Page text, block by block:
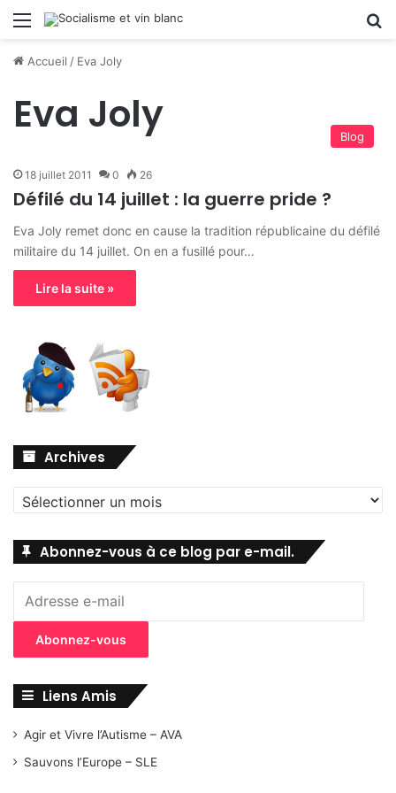
Menu
Accueil / Eva Joly
Eva Joly Blog
18 juillet 2011 0 26
Défilé du 14 juillet : la guerre pride ?
Eva Joly remet donc en cause la tradition républicaine du défilé
militaire du 14 juillet. On en a fusillé pour…
Lire la suite »
Archives Archives
Abonnez-vous à ce blog par e-mail.
Abonnez-vous
Liens Amis
Agir et Vivre l’Autisme – AVA
Sauvons l’Europe – SLE